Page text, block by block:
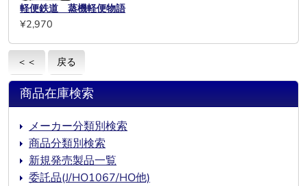
軽便鉄道 蒸機軽便物語
¥2,970
＜＜ 戻る
商品在庫検索
メーカー分類別検索
商品分類別検索
新規発売製品一覧
委託品(J/HO1067/HO他)